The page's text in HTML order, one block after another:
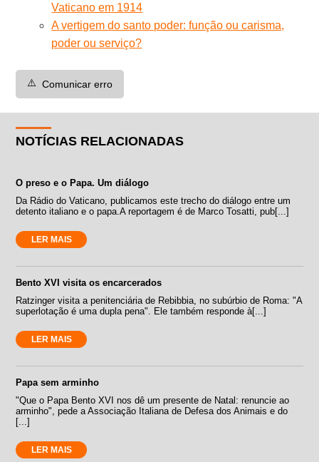
Vaticano em 1914
A vertigem do santo poder: função ou carisma,
poder ou serviço?
⚠️ Comunicar erro
NOTÍCIAS RELACIONADAS
O preso e o Papa. Um diálogo
Da Rádio do Vaticano, publicamos este trecho do diálogo entre um
detento italiano e o papa.A reportagem é de Marco Tosatti, pub[...]
LER MAIS
Bento XVI visita os encarcerados
Ratzinger visita a penitenciária de Rebibbia, no subúrbio de Roma: "A
superlotação é uma dupla pena". Ele também responde à[...]
LER MAIS
Papa sem arminho
"Que o Papa Bento XVI nos dê um presente de Natal: renuncie ao
arminho", pede a Associação Italiana de Defesa dos Animais e do
[...]
LER MAIS